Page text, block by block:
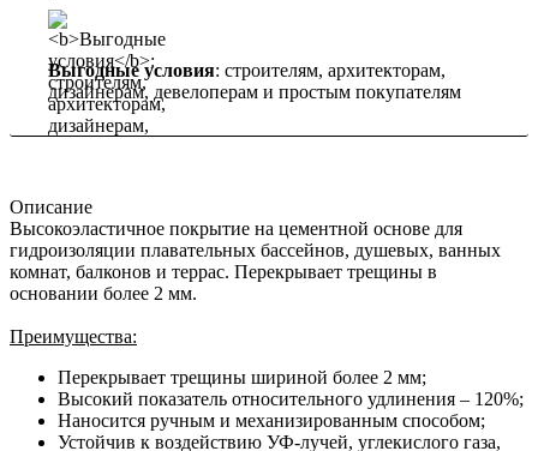
Выгодные условия: строителям, архитекторам,
дизайнерам, девелоперам и простым покупателям
Описание
Высокоэластичное покрытие на цементной основе для
гидроизоляции плавательных бассейнов, душевых, ванных
комнат, балконов и террас. Перекрывает трещины в
основании более 2 мм.
Преимущества:
Перекрывает трещины шириной более 2 мм;
Высокий показатель относительного удлинения – 120%;
Наносится ручным и механизированным способом;
Устойчив к воздействию УФ-лучей, углекислого газа,